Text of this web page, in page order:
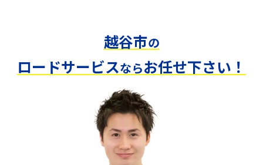
越谷市の
ロードサービスならお任せ下さい！